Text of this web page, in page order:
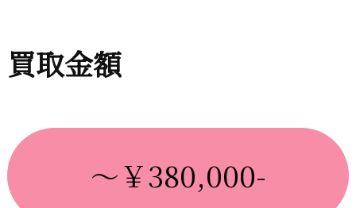
買取金額
～￥380,000-